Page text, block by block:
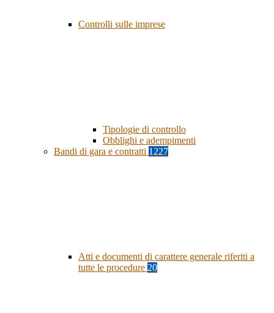
Controlli sulle imprese
Tipologie di controllo
Obblighi e adempimenti
Bandi di gara e contratti 1227
Atti e documenti di carattere generale riferiti a
tutte le procedure 20